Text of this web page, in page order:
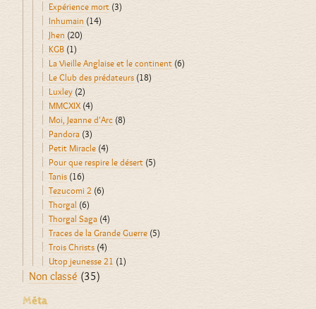
Expérience mort (3)
Inhumain (14)
Jhen (20)
KGB (1)
La Vieille Anglaise et le continent (6)
Le Club des prédateurs (18)
Luxley (2)
MMCXIX(4)
Moi, Jeanne d'Arc (8)
Pandora (3)
Petit Miracle (4)
Pour que respire le désert (5)
Tanis (16)
Tezucomi 2 (6)
Thorgal (6)
Thorgal Saga (4)
Traces de la Grande Guerre (5)
Trois Christs (4)
Utop jeunesse 21 (1)
Non classé (35)
Méta